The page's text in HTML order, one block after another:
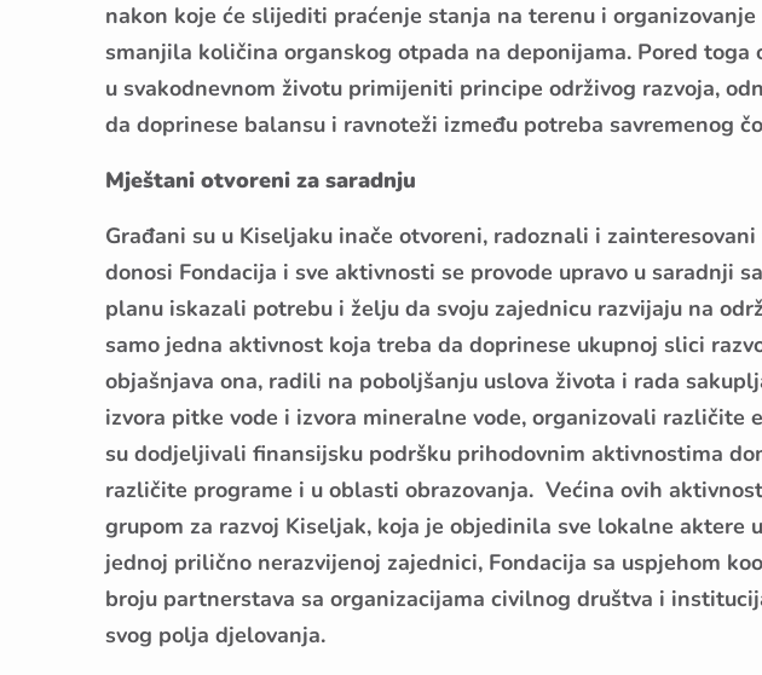
nakon koje će slijediti praćenje stanja na terenu i
smanjila količina organskog otpada na deponijama. Pored toga
u svakodnevnom životu primijeniti principe održivog razvoja,
da doprinese balansu i ravnoteži između potreba savremenog
Mještani otvoreni za saradnju
Građani su u Kiseljaku inače otvoreni, radoznali i
donosi Fondacija i sve aktivnosti se provode upravo u saradnji
planu iskazali potrebu i želju da svoju zajednicu razvijaju na
samo jedna aktivnost koja treba da doprinese ukupnoj slici
objašnjava ona, radili na poboljšanju uslova života i rada
izvora pitke vode i izvora mineralne vode, organizovali različite
su dodjeljivali finansijsku podršku prihodovnim aktivnostima
različite programe i u oblasti obrazovanja. Većina ovih
grupom za razvoj Kiseljak, koja je objedinila sve lokalne aktere
jednoj prilično nerazvijenoj zajednici, Fondacija sa uspjehom
broju partnerstava sa organizacijama civilnog društva i
svog polja djelovanja.